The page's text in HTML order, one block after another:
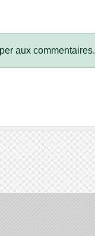
aux commentaires.